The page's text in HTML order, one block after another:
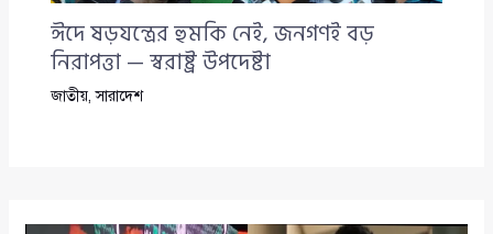
ঈদে ষড়যন্ত্রের হুমকি নেই, জনগণই বড়
নিরাপত্তা — স্বরাষ্ট্র উপদেষ্টা
জাতীয়,সারাদেশ